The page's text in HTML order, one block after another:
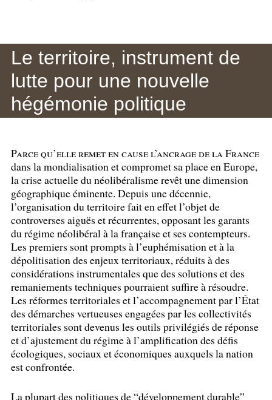
Le territoire, instrument de
lutte pour une nouvelle
hégémonie politique
Parce qu’elle remet en cause l’ancrage de la France
dans la mondialisation et compromet sa place en Europe,
la crise actuelle du néolibéralisme revêt une dimension
géographique éminente. Depuis une décennie,
l’organisation du territoire fait en effet l’objet de
controverses aiguës et récurrentes, opposant les garants
du régime néolibéral à la française et ses contempteurs.
Les premiers sont prompts à l’euphémisation et à la
dépolitisation des enjeux territoriaux, réduits à des
considérations instrumentales que des solutions et des
remaniements techniques pourraient suffire à résoudre.
Les réformes territoriales et l’accompagnement par l’État
des démarches vertueuses engagées par les collectivités
territoriales sont devenus les outils privilégiés de réponse
et d’ajustement du régime à l’amplification des défis
écologiques, sociaux et économiques auxquels la nation
est confrontée.
La plupart des politiques de “développement durable”